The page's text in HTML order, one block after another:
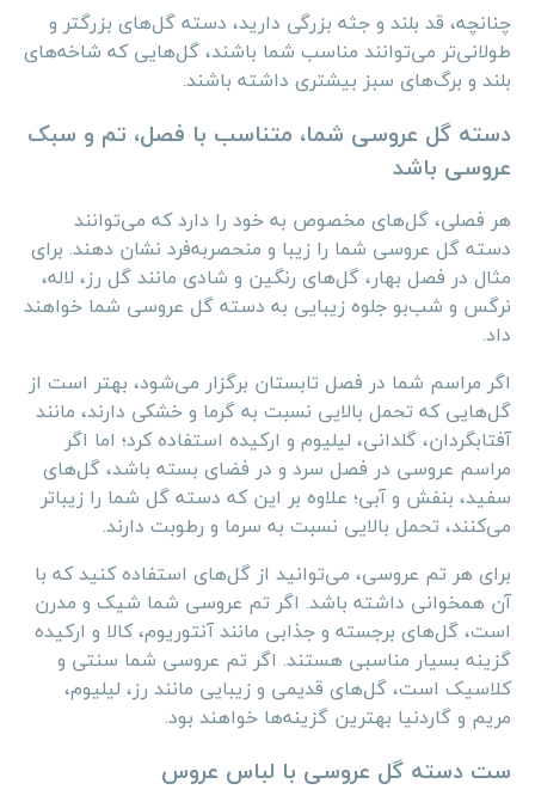
چنانچه، قد بلند و جثه بزرگی دارید، دسته گل‌های بزرگتر و
طولانی‌تر می‌توانند مناسب شما باشند، گل‌هایی که شاخه‌های
بلند و برگ‌های سبز بیشتری داشته باشند.
دسته گل عروسی شما، متناسب با فصل، تم و سبک
عروسی باشد
هر فصلی، گل‌های مخصوص به خود را دارد که می‌توانند
دسته گل عروسی شما را زیبا و منحصربه‌فرد نشان دهند. برای
مثال در فصل بهار، گل‌های رنگین و شادی مانند گل رز، لاله،
نرگس و شب‌بو جلوه زیبایی به دسته گل عروسی شما خواهند
داد.
اگر مراسم شما در فصل تابستان برگزار می‌شود، بهتر است از
گل‌هایی که تحمل بالایی نسبت به گرما و خشکی دارند، مانند
آفتابگردان، گلدانی، لیلیوم و ارکیده استفاده کرد؛ اما اگر
مراسم عروسی در فصل سرد و در فضای بسته باشد، گل‌های
سفید، بنفش و آبی؛ علاوه بر این‌ که دسته گل شما را زیباتر
می‌کنند، تحمل بالایی نسبت به سرما و رطوبت دارند.
برای هر تم عروسی، می‌توانید از گل‌های استفاده کنید که با
آن همخوانی داشته باشد. اگر تم عروسی شما شیک و مدرن
است، گل‌های برجسته و جذابی مانند آنتوریوم، کالا و ارکیده
گزینه‌ بسیار مناسبی هستند. اگر تم عروسی شما سنتی و
کلاسیک است، گل‌های قدیمی و زیبایی مانند رز، لیلیوم،
مریم و گاردنیا بهترین گزینه‌ها خواهند بود.
ست دسته گل عروسی با لباس عروس